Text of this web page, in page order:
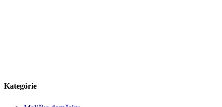
Kategórie